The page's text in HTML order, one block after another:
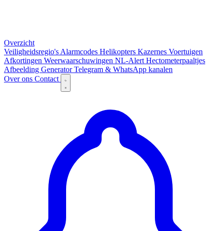
Overzicht
Veiligheidsregio's Alarmcodes Helikopters Kazernes Voertuigen
Afkortingen Weerwaarschuwingen NL-Alert Hectometerpaaltjes
Afbeelding GeneratorTelegram & WhatsApp kanalen
Over ons Contact